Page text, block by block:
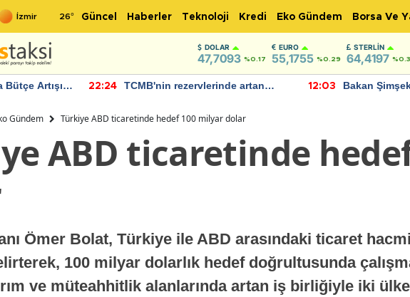
26° Güncel Haberler Teknoloji Kredi Eko Gündem Borsa Ve
DOLAR
47,7093 %0.17
EURO
55,1755 %0.29
STERLIN
64,4197
Bütçe Artışı
22:24
TCMB'nin rezervlerinde artan
12:03
Bakan
Gündem Türkiye ABD ticaretinde hedef 100 milyar dolar
ABD ticaretinde
Ömer Bolat, Türkiye ile ABD arasındaki ticaret
100 milyar dolarlık hedef doğrultusunda
ve müteahhitlik alanlarında artan iş birliğiyle iki